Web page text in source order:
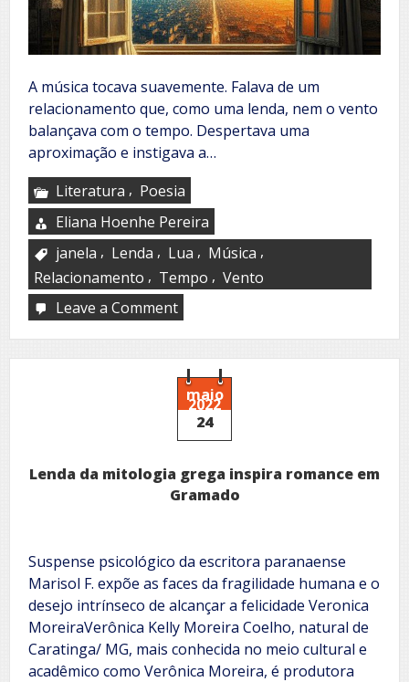
A música tocava suavemente. Falava de um
relacionamento que, como uma lenda, nem o vento
balançava com o tempo. Despertava uma
aproximação e instigava a…
Literatura , Poesia
Eliana Hoenhe Pereira
janela , Lenda , Lua , Música ,
Relacionamento , Tempo , Vento
Leave a Commenton
do
que
uma
madrugada
maio
2022
24
Lenda da mitologia grega inspira romance em
Gramado
Suspense psicológico da escritora paranaense
Marisol F. expõe as faces da fragilidade humana e o
desejo intrínseco de alcançar a felicidade Veronica
MoreiraVerônica Kelly Moreira Coelho, natural de
Caratinga/ MG, mais conhecida no meio cultural e
acadêmico como Verônica Moreira, é produtora